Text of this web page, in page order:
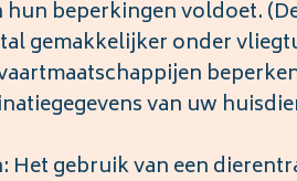
beperkingen voldoet.
gemakkelijker onder
van uw
gebruik van een